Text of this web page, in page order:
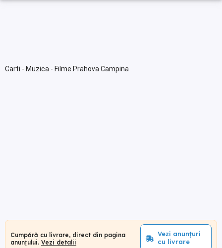
Carti - Muzica - Filme Prahova Campina
Cumpără cu livrare, direct din pagina
anunțului. Vezi detalii
Vezi anunțuri
cu livrare